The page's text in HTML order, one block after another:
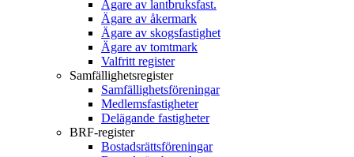
Ägare av lantbruksfast.
Ägare av åkermark
Ägare av skogsfastighet
Ägare av tomtmark
Valfritt register
Samfällighetsregister
Samfällighetsföreningar
Medlemsfastigheter
Delägande fastigheter
BRF-register
Bostadsrättsföreningar